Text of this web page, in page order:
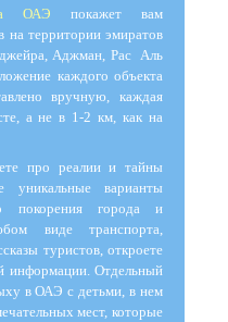
ОАЭ покажет вам
на территории эмиратов
Аджман, Рас Аль
каждого объекта
вручную, каждая
а не в 1-2 км, как на
про реалии и тайны
варианты
покорения города и
виде транспорта,
туристов, откроете
информации. Отдельный
в ОАЭ с детьми, в нем
мест, которые